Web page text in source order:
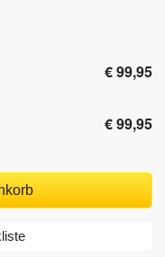
€ 99,95
€ 99,95